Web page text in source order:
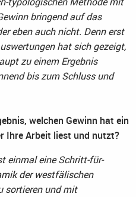
bringend auf das
eben auch nicht. Denn erst
hat sich gezeigt,
zu einem Ergebnis
bis zum Schluss und
welchen Gewinn hat ein
Ihre Arbeit liest und nutzt?
einmal eine Schritt-für-
der westfälischen
sortieren und mit